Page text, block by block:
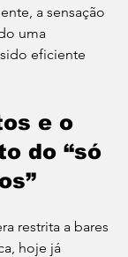
a sensação
uma
eficiente
e o
do “só
restrita a bares
hoje já